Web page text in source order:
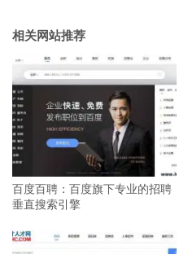
相关网站推荐
百度百聘：百度旗下专业的招聘
垂直搜索引擎